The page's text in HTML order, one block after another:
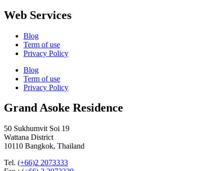
Web Services
Blog
Term of use
Privacy Policy
Blog
Term of use
Privacy Policy
Grand Asoke Residence
50 Sukhumvit Soi 19
Wattana District
10110 Bangkok, Thailand
Tel. (+66)2 2073333